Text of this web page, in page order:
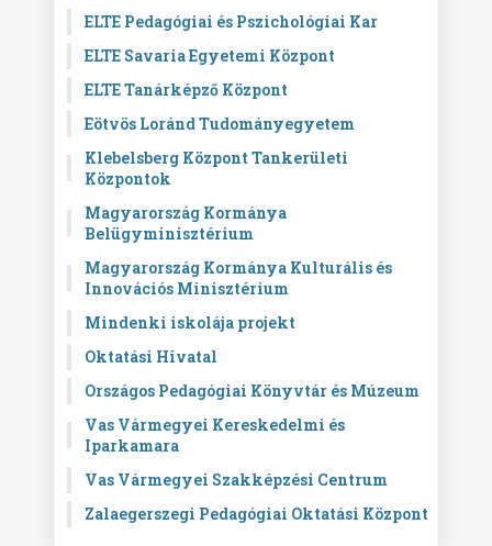
ELTE Pedagógiai és Pszichológiai Kar
ELTE Savaria Egyetemi Központ
ELTE Tanárképző Központ
Eötvös Loránd Tudományegyetem
Klebelsberg Központ Tankerületi
Központok
Magyarország Kormánya
Belügyminisztérium
Magyarország Kormánya Kulturális és
Innovációs Minisztérium
Mindenki iskolája projekt
Oktatási Hivatal
Országos Pedagógiai Könyvtár és Múzeum
Vas Vármegyei Kereskedelmi és
Iparkamara
Vas Vármegyei Szakképzési Centrum
Zalaegerszegi Pedagógiai Oktatási Központ